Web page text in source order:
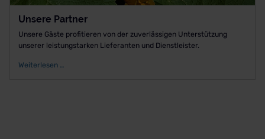
Unsere Partner
Unsere Gäste profitieren von der zuverlässigen Unterstützung
unserer leistungstarken Lieferanten und Dienstleister.
Weiterlesen …